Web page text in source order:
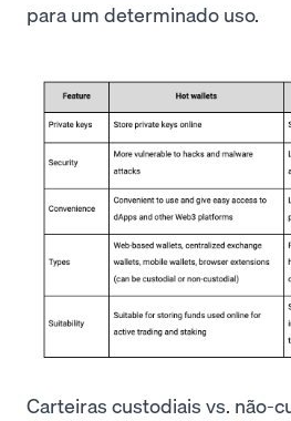
para um determinado uso.
Carteiras custodiais vs. não-